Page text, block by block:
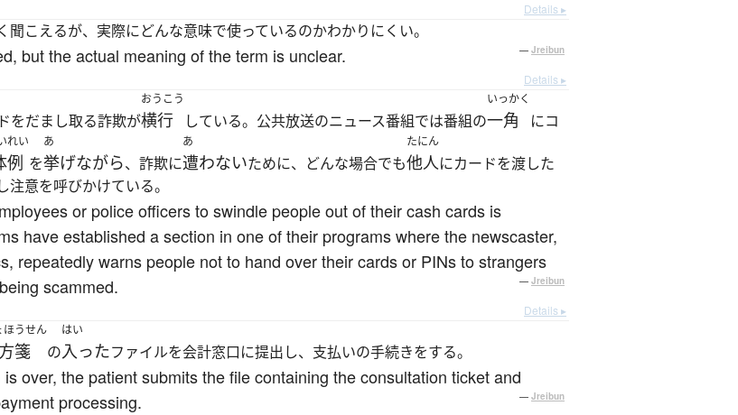
Details ▸
こえるが、実際にどんな意味で使っているのかわかりにくい。
but the actual meaning of the term is unclear. — Jreibun
Details ▸
をだまし取る詐欺が
おうこう
横行 している。公共放送のニュース番組では番組の
いっかく
一角 にコ
れい
例 を
あ
挙げながら、詐欺に
あ
遭わないために、どんな場合でも
たにん
他人にカードを渡した
意を呼びかけている。
or police officers to swindle people out of their cash cards is
have established a section in one of their programs where the newscaster,
repeatedly warns people not to hand over their cards or PINs to strangers
scammed.
— Jreibun
Details ▸
ほうせん
箋 の
はい
入ったファイルを会計窓口に提出し、支払いの手続きをする。
over, the patient submits the file containing the consultation ticket and
processing.
— Jreibun